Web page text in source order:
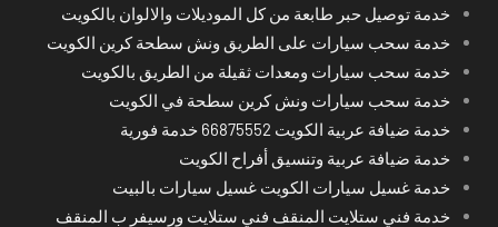
خدمة توصيل حبر طابعة من كل الموديلات والالوان بالكويت
خدمة سحب سيارات على الطريق ونش سطحة كرين الكويت
خدمة سحب سيارات ومعدات ثقيلة من الطريق بالكويت
خدمة سحب سيارات ونش كرين سطحة في الكويت
خدمة ضيافة عربية الكويت 66875552 خدمة فورية
خدمة ضيافة عربية وتنسيق أفراح الكويت
خدمة غسيل سيارات الكويت غسيل سيارات بالبيت
خدمة فني ستلايت المنقف فني ستلايت ورسيفر ب المنقف